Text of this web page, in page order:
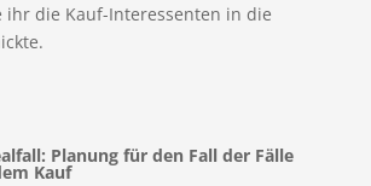
ihr die Kauf-Interessenten in die
Planung für den Fall der Fälle
Kauf